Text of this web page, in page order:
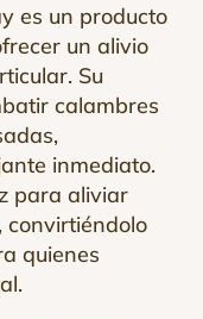
es un producto
un alivio
Su
calambres
inmediato.
para aliviar
convirtiéndolo
quienes